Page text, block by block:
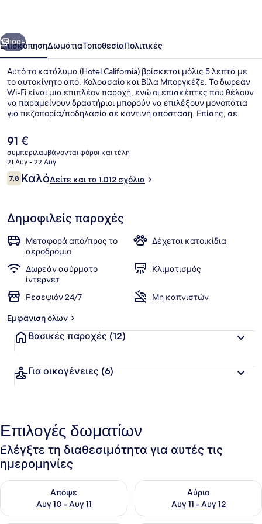
Επόμενο
100+
ΕπισκόπησηΔωμάτιαΤοποθεσίαΠολιτικές
Αυτό το κατάλυμα (Hotel California) βρίσκεται μόλις 5 λεπτά με
το αυτοκίνητο από: Κολοσσαίο και Βίλα Μποργκέζε. Το δωρεάν
Wi-Fi είναι μια επιπλέον παροχή, ενώ οι επισκέπτες που θέλουν
να παραμείνουν δραστήριοι μπορούν να επιλέξουν μονοπάτια
για πεζοπορία/ποδηλασία σε κοντινή απόσταση. Επίσης, σε
Ισπανικά Σκαλοπάτια και Piazza di Spagna (πλατεία). Άλλοι
ταξιδιώτες λατρεύουν το εξυπηρετικό προσωπικό και το
πρωινό. Τα μέσα μαζικής μεταφοράς είναι πολύ κοντά με τα
πόδια: το σημείο επιβίβασης Στάση Τραμ Termini είναι μερικά
μόλις βήματα μακριά και το σημείο επιβίβασης Στάση Τραμ
Farini βρίσκεται σε απόσταση 2 λεπτών.
Η
τρέχουσα
τιμή
είναι
91 €
91 €
συμπεριλαμβάνονται φόροι και τέλη
21 Αυγ - 22 Αυγ
Σχόλια
7,87,8 στα 10
ΚαλόΔείτε και τα 1.012 σχόλια
Δημοφιλείς παροχές
Μεταφορά από/προς το
αεροδρόμιο
Δέχεται κατοικίδια
Δωρεάν ασύρματο
ίντερνετ
Κλιματισμός
Ρεσεψιόν 24/7
Μη καπνιστών
Εμφάνιση όλων
Βασικές παροχές (12)
Για οικογένειες (6)
Επιλογές δωματίων
Ελέγξτε τη διαθεσιμότητα για αυτές τις
ημερομηνίες
Απόψε
Αυγ 10 - Αυγ 11
Έλεγχος διαθεσιμότητας για απόψε Αυγ 10 - Αυγ 11
Αύριο
Αυγ 11 - Αυγ 12
Έλεγχος διαθεσιμότητας